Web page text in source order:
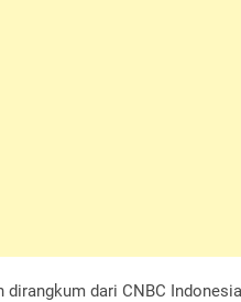
dari CNBC